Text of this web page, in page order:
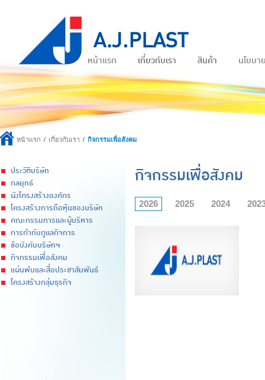
หน้าแรก เกี่ยวกับเรา สินค้า นโยบา
หน้าแรก เกี่ยวกับเรา กิจกรรมเพื่อสังคม
ประวัติบริษัท
กลยุทธ์
ผังโครงสร้างองค์กร
โครงสร้างการถือหุ้นของบริษัท
คณะกรรมการและผู้บริหาร
การกำกับดูแลกิจการ
ข้อบังคับบริษัทฯ
กิจกรรมเพื่อสังคม
แผ่นพับและสื่อประชาสัมพันธ์
โครงสร้างกลุ่มธุรกิจ
กิจกรรมเพื่อสังคม
2026 2025 2024